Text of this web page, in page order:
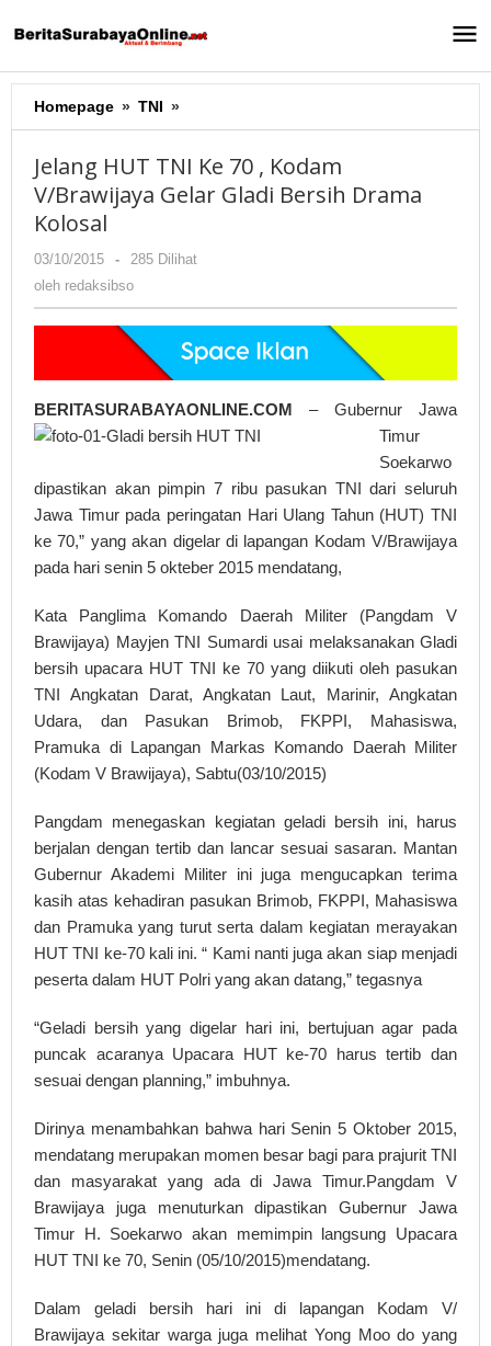
ke
Homepage » TNI »
HUT
Ke
70
V/Brawijaya
Gladi
Drama
Kolosal
Jelang HUT TNI Ke 70 , Kodam
V/Brawijaya Gelar Gladi Bersih Drama
Kolosal
03/10/2015
oleh
redaksibso
-
285 Dilihat
oleh redaksibso
BERITASURABAYAONLINE.COM – Gubernur Jawa
Timur
Soekarwo
dipastikan akan pimpin 7 ribu pasukan TNI dari seluruh
Jawa Timur pada peringatan Hari Ulang Tahun (HUT) TNI
ke 70,” yang akan digelar di lapangan Kodam V/Brawijaya
pada hari senin 5 okteber 2015 mendatang,
Kata Panglima Komando Daerah Militer (Pangdam V
Brawijaya) Mayjen TNI Sumardi usai melaksanakan Gladi
bersih upacara HUT TNI ke 70 yang diikuti oleh pasukan
TNI Angkatan Darat, Angkatan Laut, Marinir, Angkatan
Udara, dan Pasukan Brimob, FKPPI, Mahasiswa,
Pramuka di Lapangan Markas Komando Daerah Militer
(Kodam V Brawijaya), Sabtu(03/10/2015)
Pangdam menegaskan kegiatan geladi bersih ini, harus
berjalan dengan tertib dan lancar sesuai sasaran. Mantan
Gubernur Akademi Militer ini juga mengucapkan terima
kasih atas kehadiran pasukan Brimob, FKPPI, Mahasiswa
dan Pramuka yang turut serta dalam kegiatan merayakan
HUT TNI ke-70 kali ini. “ Kami nanti juga akan siap menjadi
peserta dalam HUT Polri yang akan datang,” tegasnya
“Geladi bersih yang digelar hari ini, bertujuan agar pada
puncak acaranya Upacara HUT ke-70 harus tertib dan
sesuai dengan planning,” imbuhnya.
Dirinya menambahkan bahwa hari Senin 5 Oktober 2015,
mendatang merupakan momen besar bagi para prajurit TNI
dan masyarakat yang ada di Jawa Timur.Pangdam V
Brawijaya juga menuturkan dipastikan Gubernur Jawa
Timur H. Soekarwo akan memimpin langsung Upacara
HUT TNI ke 70, Senin (05/10/2015)mendatang.
Dalam geladi bersih hari ini di lapangan Kodam V/
Brawijaya sekitar warga juga melihat Yong Moo do yang